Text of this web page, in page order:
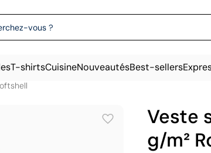
T-shirtsCuisineNouveautésBest-sellers
Veste
g/m²